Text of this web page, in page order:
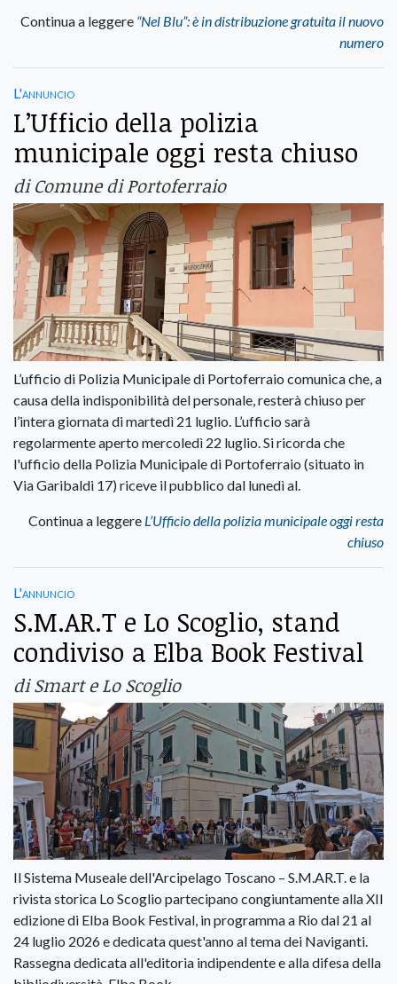
Continua a leggere “Nel Blu”: è in distribuzione gratuita il nuovo
numero
L'annuncio
L’Ufficio della polizia
municipale oggi resta chiuso
di Comune di Portoferraio
L’ufficio di Polizia Municipale di Portoferraio comunica che, a
causa della indisponibilità del personale, resterà chiuso per
l’intera giornata di martedì 21 luglio. L’ufficio sarà
regolarmente aperto mercoledì 22 luglio. Si ricorda che
l'ufficio della Polizia Municipale di Portoferraio (situato in
Via Garibaldi 17) riceve il pubblico dal lunedì al.
Continua a leggere L’Ufficio della polizia municipale oggi resta
chiuso
L'annuncio
S.M.AR.T e Lo Scoglio, stand
condiviso a Elba Book Festival
di Smart e Lo Scoglio
Il Sistema Museale dell'Arcipelago Toscano – S.M.AR.T. e la
rivista storica Lo Scoglio partecipano congiuntamente alla XII
edizione di Elba Book Festival, in programma a Rio dal 21 al
24 luglio 2026 e dedicata quest'anno al tema dei Naviganti.
Rassegna dedicata all'editoria indipendente e alla difesa della